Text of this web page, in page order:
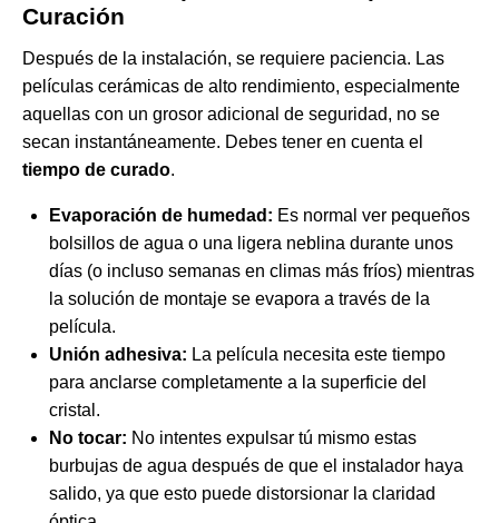
Curación
Después de la instalación, se requiere paciencia. Las
películas cerámicas de alto rendimiento, especialmente
aquellas con un grosor adicional de seguridad, no se
secan instantáneamente. Debes tener en cuenta el
tiempo de curado.
Evaporación de humedad: Es normal ver pequeños
bolsillos de agua o una ligera neblina durante unos
días (o incluso semanas en climas más fríos) mientras
la solución de montaje se evapora a través de la
película.
Unión adhesiva: La película necesita este tiempo
para anclarse completamente a la superficie del
cristal.
No tocar: No intentes expulsar tú mismo estas
burbujas de agua después de que el instalador haya
salido, ya que esto puede distorsionar la claridad